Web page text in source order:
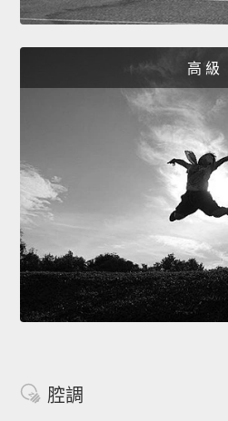
高 級
腔調